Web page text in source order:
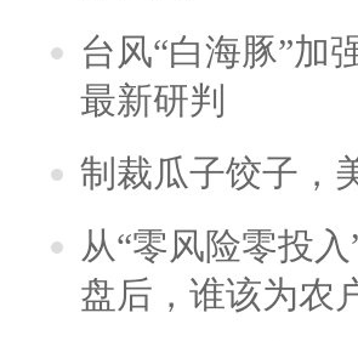
台风“白海豚”加
最新研判
制裁瓜子饺子，
从“零风险零投
盘后，谁该为农